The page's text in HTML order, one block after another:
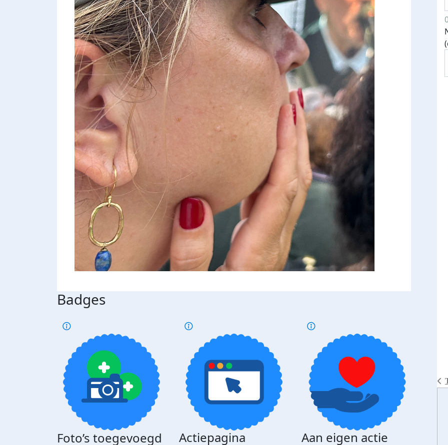
Badges
Foto’s toegevoegd
Actiepagina
Aan eigen actie